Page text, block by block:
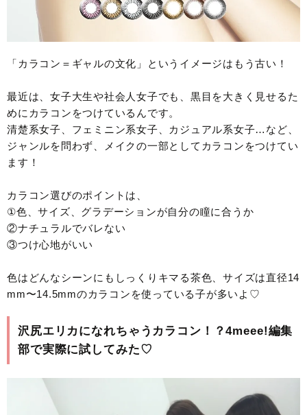
「カラコン＝ギャルの文化」というイメージはもう古い！
最近は、女子大生や社会人女子でも、黒目を大きく見せるた
めにカラコンをつけているんです。
清楚系女子、フェミニン系女子、カジュアル系女子…など、
ジャンルを問わず、メイクの一部としてカラコンをつけてい
ます！
カラコン選びのポイントは、
①色、サイズ、グラデーションが自分の瞳に合うか
②ナチュラルでバレない
③つけ心地がいい
色はどんなシーンにもしっくりキマる茶色、サイズは直径14
mm〜14.5mmのカラコンを使っている子が多いよ♡
沢尻エリカになれちゃうカラコン！？4meee!編集
部で実際に試してみた♡